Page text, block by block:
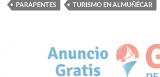
PARAPENTES
TURISMO EN ALMUÑÉCAR